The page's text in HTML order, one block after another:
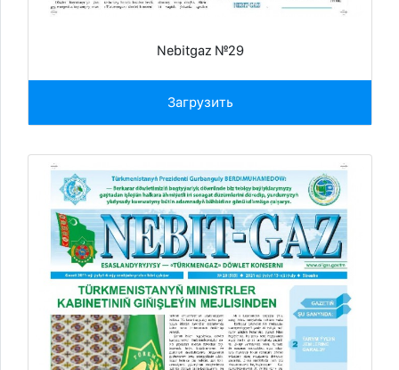
Nebitgaz №29
Загрузить